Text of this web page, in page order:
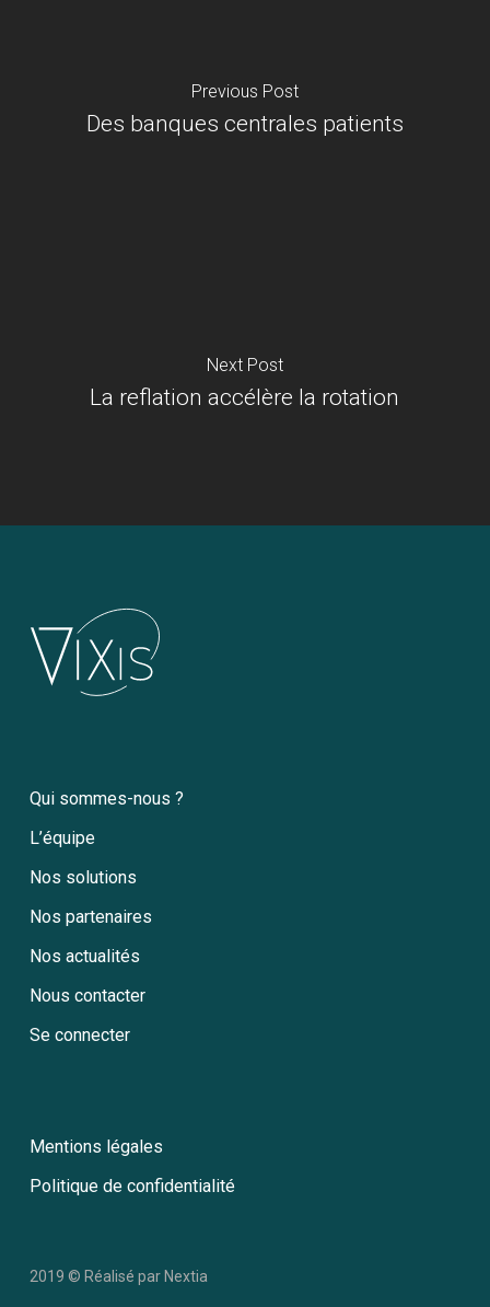
Previous Post
Des banques centrales patients
Next Post
La reflation accélère la rotation
Qui sommes-nous ?
L’équipe
Nos solutions
Nos partenaires
Nos actualités
Nous contacter
Se connecter
Mentions légales
Politique de confidentialité
2019 © Réalisé par Nextia